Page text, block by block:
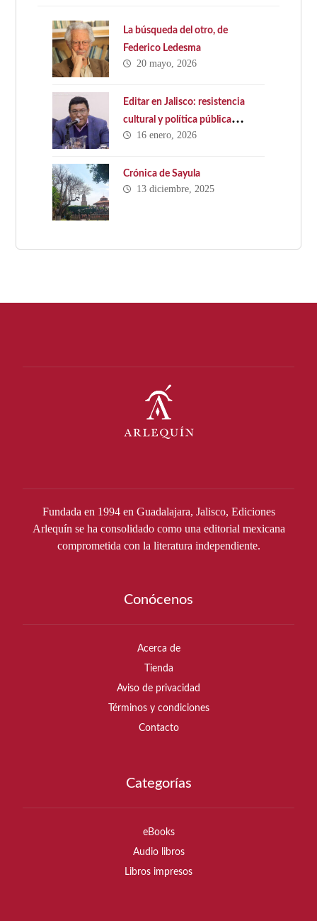
La búsqueda del otro, de
Federico Ledesma
20 mayo, 2026
Editar en Jalisco: resistencia
cultural y política pública
ausente. Hacia una Ley Estatal
16 enero, 2026
Crónica de Sayula
13 diciembre, 2025
Fundada en 1994 en Guadalajara, Jalisco, Ediciones
Arlequín se ha consolidado como una editorial mexicana
comprometida con la literatura independiente.
Conócenos
Acerca de
Tienda
Aviso de privacidad
Términos y condiciones
Contacto
Categorías
eBooks
Audio libros
Libros impresos